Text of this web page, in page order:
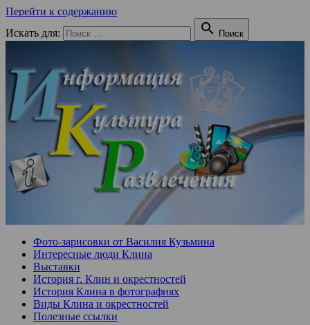
Перейти к содержанию
Искать для:
 Поиск
Фото-зарисовки от Василия Кузьмина
Интересные люди Клина
Выставки
История г. Клин и окрестностей
История Клина в фотографиях
Виды Клина и окрестностей
Полезные ссылки